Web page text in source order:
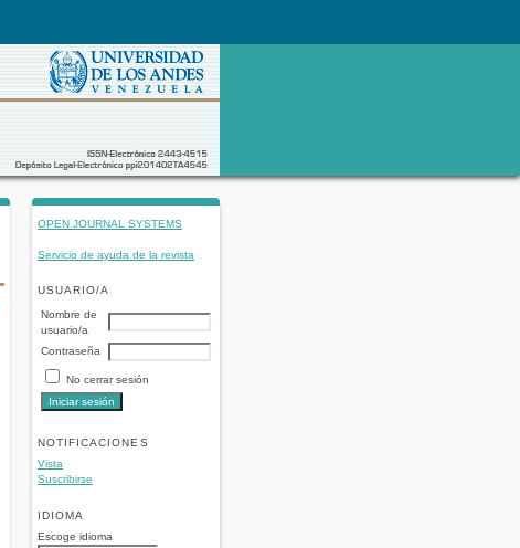
OPEN JOURNAL SYSTEMS
Servicio de ayuda de la revista
USUARIO/A
Nombre de
usuario/a
Contraseña
No cerrar sesión
NOTIFICACIONES
Vista
Suscribirse
IDIOMA
Escoge idioma